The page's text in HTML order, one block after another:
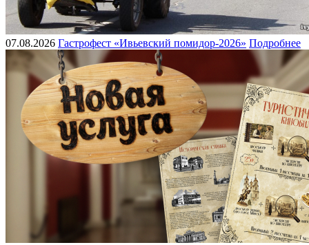
07.08.2026 Гастрофест «Ивьевский помидор-2026» Подробнее